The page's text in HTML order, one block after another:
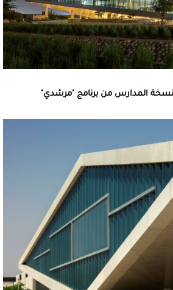
المدارس من برنامج "مرشدي"